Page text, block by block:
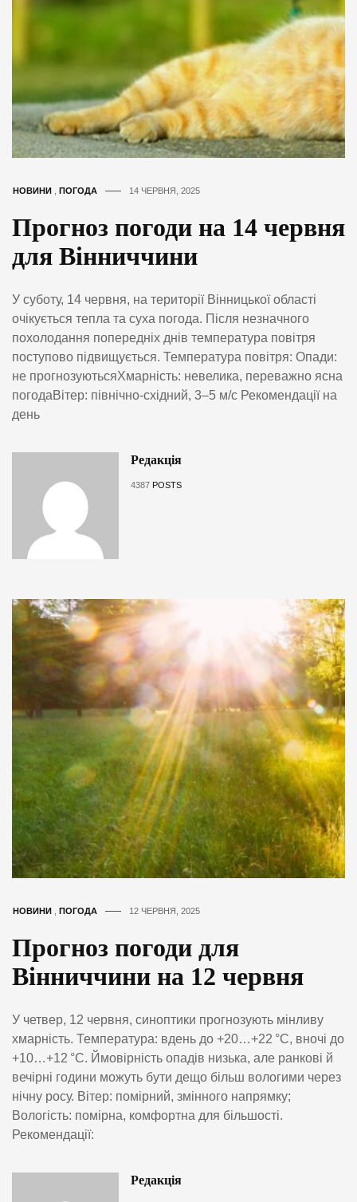
НОВИНИ ПОГОДА 14 ЧЕРВНЯ, 2025
Прогноз погоди на 14 червня
для Вінниччини
У суботу, 14 червня, на території Вінницької області
очікується тепла та суха погода. Після незначного
похолодання попередніх днів температура повітря
поступово підвищується. Температура повітря: Опади:
не прогнозуютьсяХмарність: невелика, переважно ясна
погодаВітер: північно-східний, 3–5 м/с Рекомендації на
день
Редакція
4387 POSTS
НОВИНИ ПОГОДА 12 ЧЕРВНЯ, 2025
Прогноз погоди для
Вінниччини на 12 червня
У четвер, 12 червня, синоптики прогнозують мінливу
хмарність. Температура: вдень до +20…+22 °C, вночі до
+10…+12 °C. Ймовірність опадів низька, але ранкові й
вечірні години можуть бути дещо більш вологими через
нічну росу. Вітер: помірний, змінного напрямку;
Вологість: помірна, комфортна для більшості.
Рекомендації:
Редакція